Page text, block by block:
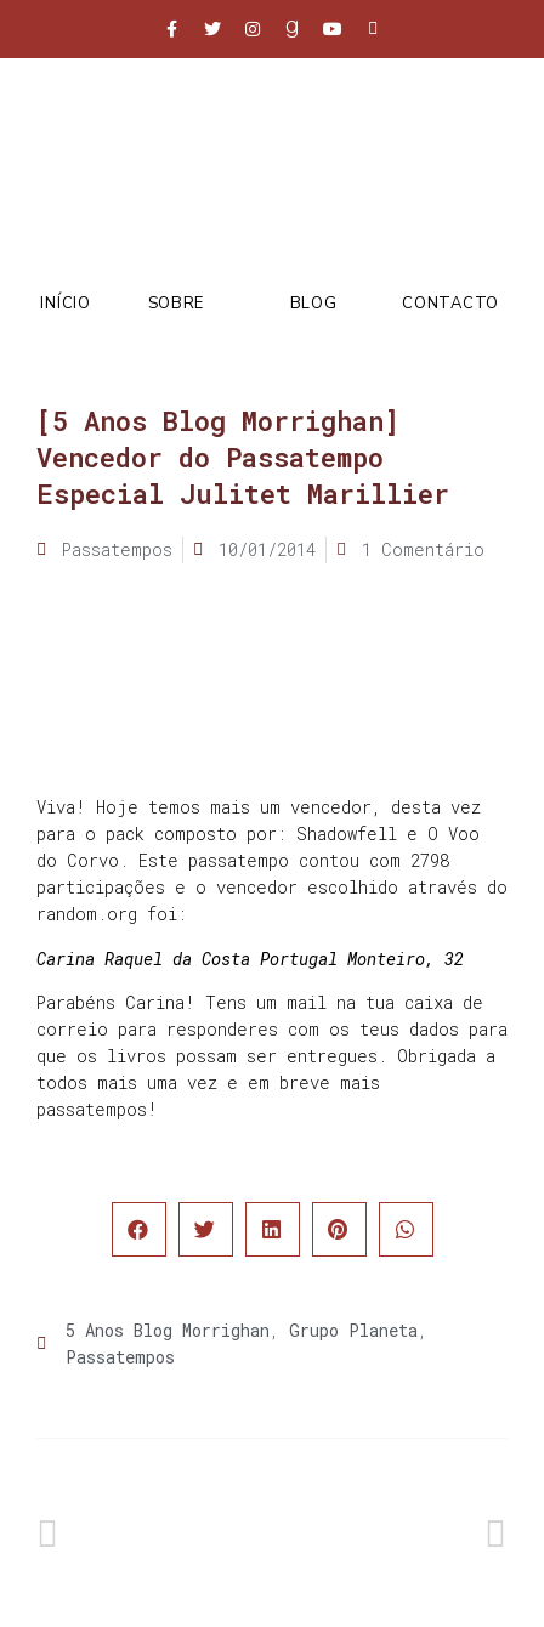
INÍCIO SOBRE BLOG CONTACTO
[5 Anos Blog Morrighan]
Vencedor do Passatempo
Especial Julitet Marillier
Passatempos 10/01/2014 1 Comentário
Viva! Hoje temos mais um vencedor, desta vez
para o pack composto por: Shadowfell e O Voo
do Corvo. Este passatempo contou com 2798
participações e o vencedor escolhido através do
random.org foi:
Carina Raquel da Costa Portugal Monteiro, 32
Parabéns Carina! Tens um mail na tua caixa de
correio para responderes com os teus dados para
que os livros possam ser entregues. Obrigada a
todos mais uma vez e em breve mais
passatempos!
5 Anos Blog Morrighan Grupo Planeta
Passatempos